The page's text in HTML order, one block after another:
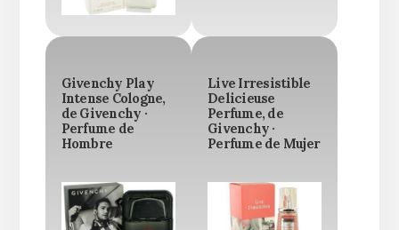
Givenchy Play
Intense Cologne,
de Givenchy ·
Perfume de
Hombre
Live Irresistible
Delicieuse
Perfume, de
Givenchy ·
Perfume de Mujer